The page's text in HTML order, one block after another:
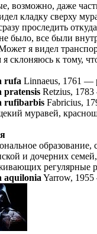
возможно, даже
кладку сверху
проследить
было, все были
я видел
склоняюсь к тому,
rufa Linnaeus, 1761 —
pratensis Retzius, 1783
rufibarbis Fabricius,
муравей,
образование,
и дочерних семей,
регулярные
aquiloniaYarrow, 1955